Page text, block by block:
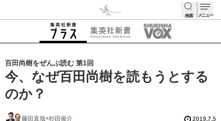
検索 メニュー
百田尚樹をぜんぶ読む 第1回
今、なぜ百田尚樹を読もうとする
のか？
藤田直哉×杉田俊介 2019.7.5